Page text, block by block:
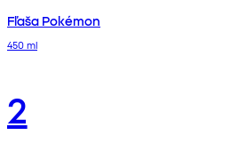
Fľaša Pokémon
450 ml
2